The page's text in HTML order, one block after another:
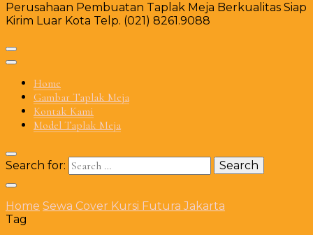
Perusahaan Pembuatan Taplak Meja Berkualitas Siap
Kirim Luar Kota Telp. (021) 8261.9088
Home
Gambar Taplak Meja
Kontak Kami
Model Taplak Meja
Search for:
Home Sewa Cover Kursi Futura Jakarta
Tag